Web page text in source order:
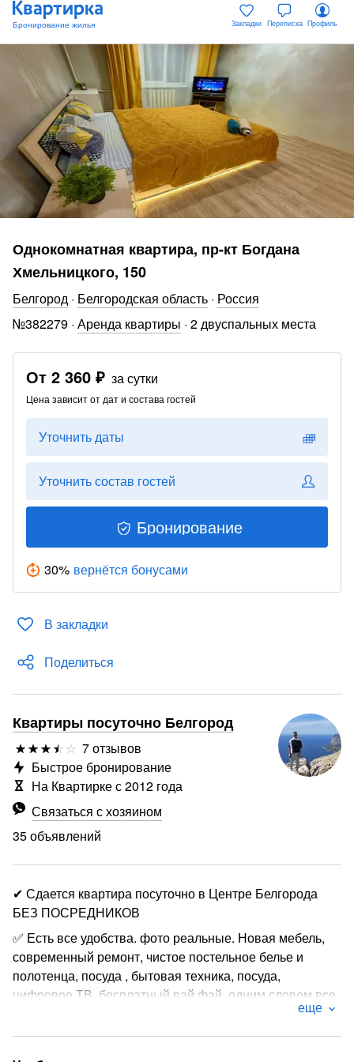
Закладки Переписка Профиль
Однокомнатная квартира, пр-кт Богдана
Хмельницкого, 150
Белгород · Белгородская область · Россия
№382279 · Аренда квартиры · 2 двуспальных места
От 2 360 ₽ за сутки
Цена зависит от дат и состава гостей
Уточнить даты
Уточнить состав гостей
Бронирование
30% вернётся бонусами
В закладки
Поделиться
Квартиры посуточно Белгород
7 отзывов
Связаться с хозяином
35 объявлений
Быстрое бронирование
На Квартирке с 2012 года
✔ Сдается квартира посуточно в Центре Белгорода
БЕЗ ПОСРЕДНИКОВ
✅ Есть все удобства. фото реальные. Новая мебель,
современный ремонт, чистое постельное белье и
полотенца, посуда , бытовая техника, посуда,
цифровое ТВ, бесплатный вай фай, одним словом все
✅ Все достопримечательности Белгорода, в шаговой
доступности от Вас:
еще